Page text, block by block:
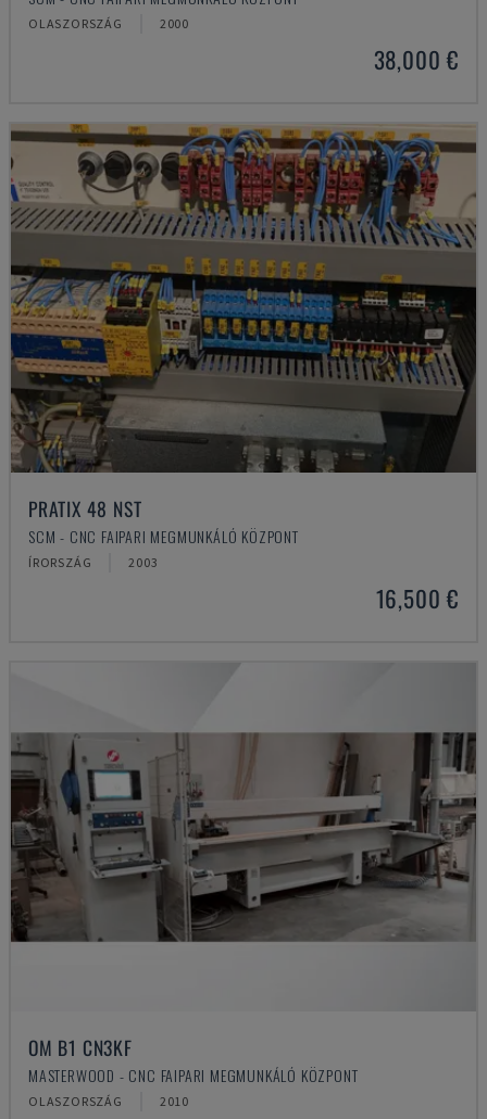
OLASZORSZÁG 2000
38,000 €
PRATIX 48 NST
SCM - CNC FAIPARI MEGMUNKÁLÓ KÖZPONT
ÍRORSZÁG 2003
16,500 €
OM B1 CN3KF
MASTERWOOD - CNC FAIPARI MEGMUNKÁLÓ KÖZPONT
OLASZORSZÁG 2010